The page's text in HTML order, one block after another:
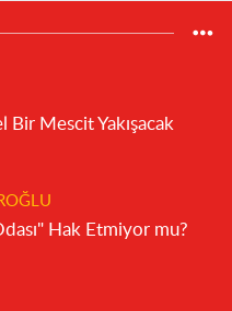
Bir Mescit Yakışacak
Hak Etmiyor mu?